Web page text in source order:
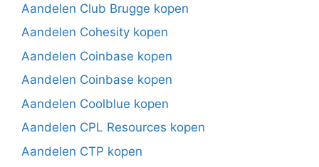
Aandelen Club Brugge kopen
Aandelen Cohesity kopen
Aandelen Coinbase kopen
Aandelen Coinbase kopen
Aandelen Coolblue kopen
Aandelen CPL Resources kopen
Aandelen CTP kopen